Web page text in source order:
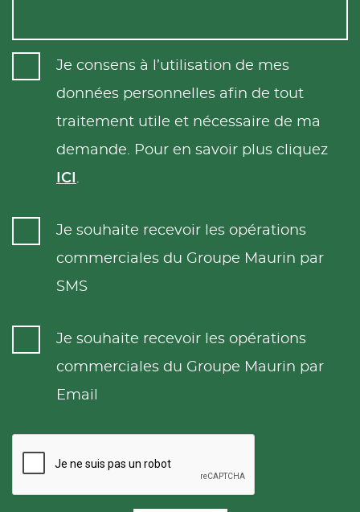
Je consens à l’utilisation de mes
données personnelles afin de tout
traitement utile et nécessaire de ma
demande. Pour en savoir plus cliquez
ICI .
Je souhaite recevoir les opérations
commerciales du Groupe Maurin par
SMS
Je souhaite recevoir les opérations
commerciales du Groupe Maurin par
Email